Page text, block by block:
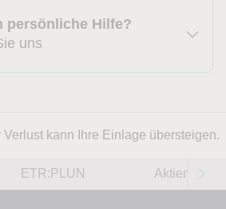
persönliche Hilfe?
uns
kann Ihre Einlage übersteigen.
ETR:PLUN Aktien im